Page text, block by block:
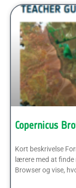
Copernicus
Kort beskrivelse
lærere med at
Browser og vise,